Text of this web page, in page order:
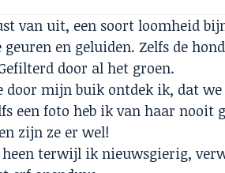
van uit, een soort loomheid
en geluiden. Zelfs de
door al het groen.
door mijn buik ontdek ik, dat
een foto heb ik van haar nooit
zijn ze er wel!
heen terwijl ik nieuwsgierig,